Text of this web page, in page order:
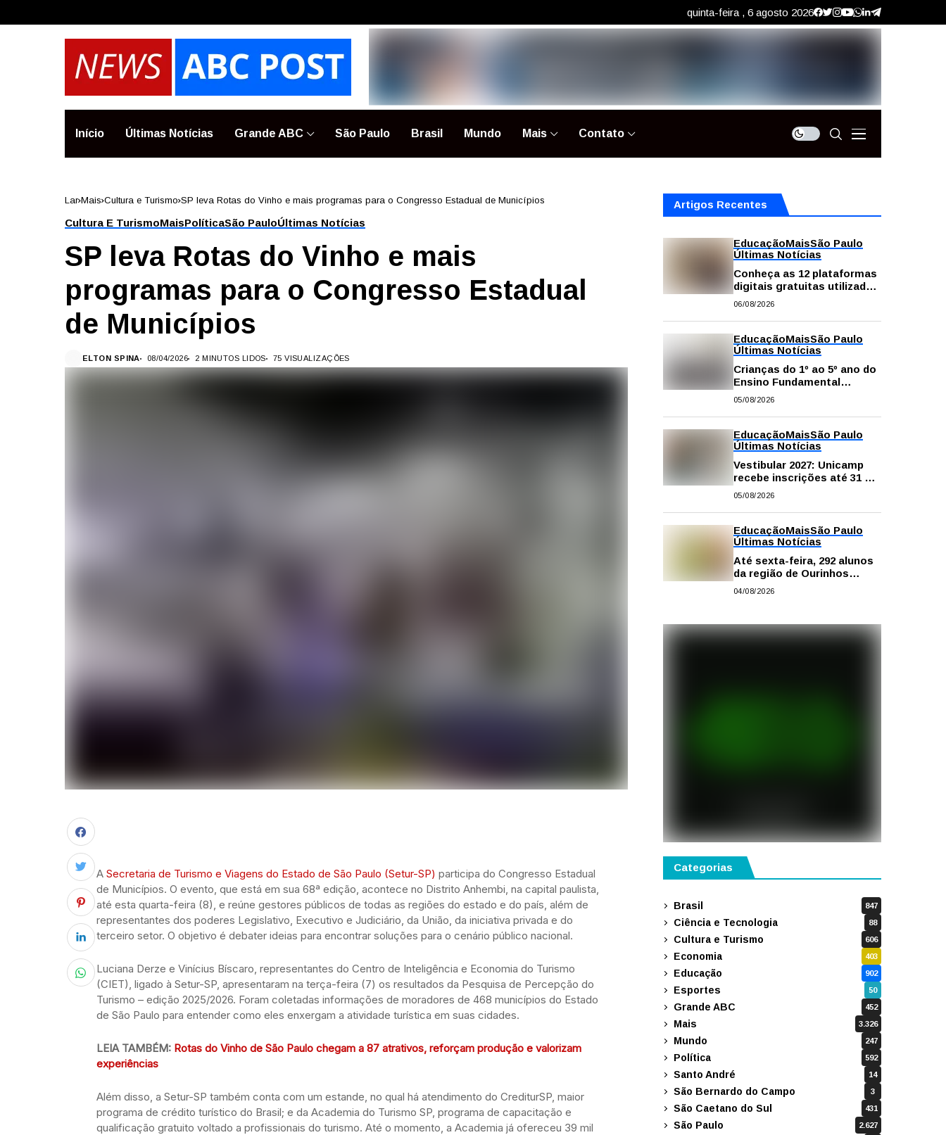
quinta-feira , 6 agosto 2026
Início Últimas Notícias Grande ABC São Paulo Brasil Mundo Mais Contato
Lar Mais Cultura e Turismo SP leva Rotas do Vinho e mais programas para o Congresso Estadual de Municípios
Cultura E TurismoMaisPolíticaSão PauloÚltimas Notícias
SP leva Rotas do Vinho e mais
programas para o Congresso Estadual
de Municípios
ELTON SPINA 08/04/2026 2 MINUTOS LIDOS 75 VISUALIZAÇÕES
A Secretaria de Turismo e Viagens do Estado de São Paulo (Setur-SP) participa do Congresso Estadual
de Municípios. O evento, que está em sua 68ª edição, acontece no Distrito Anhembi, na capital paulista,
até esta quarta-feira (8), e reúne gestores públicos de todas as regiões do estado e do país, além de
representantes dos poderes Legislativo, Executivo e Judiciário, da União, da iniciativa privada e do
terceiro setor. O objetivo é debater ideias para encontrar soluções para o cenário público nacional.
Luciana Derze e Vinícius Bíscaro, representantes do Centro de Inteligência e Economia do Turismo
(CIET), ligado à Setur-SP, apresentaram na terça-feira (7) os resultados da Pesquisa de Percepção do
Turismo – edição 2025/2026. Foram coletadas informações de moradores de 468 municípios do Estado
de São Paulo para entender como eles enxergam a atividade turística em suas cidades.
LEIA TAMBÉM: Rotas do Vinho de São Paulo chegam a 87 atrativos, reforçam produção e valorizam
experiências
Além disso, a Setur-SP também conta com um estande, no qual há atendimento do CrediturSP, maior
programa de crédito turístico do Brasil; e da Academia do Turismo SP, programa de capacitação e
qualificação gratuito voltado a profissionais do turismo. Até o momento, a Academia já ofereceu 39 mil
Artigos Recentes
EducaçãoMaisSão Paulo
Últimas Notícias
Conheça as 12 plataformas
digitais gratuitas utilizadas
na rede pública de SP para
06/08/2026
EducaçãoMaisSão Paulo
Últimas Notícias
Crianças do 1º ao 5º ano do
Ensino Fundamental
contam com plataformas
na escola e em casa
05/08/2026
EducaçãoMaisSão Paulo
Últimas Notícias
Vestibular 2027: Unicamp
recebe inscrições até 31 de
agosto
05/08/2026
EducaçãoMaisSão Paulo
Últimas Notícias
Até sexta-feira, 292 alunos
da região de Ourinhos
fazem provas para
04/08/2026
Categorias
Brasil 847
Ciência e Tecnologia 88
Cultura e Turismo 606
Economia 403
Educação 902
Esportes 50
Grande ABC 452
Mais 3.326
Mundo 247
Política 592
Santo André 14
São Bernardo do Campo 3
São Caetano do Sul 431
São Paulo 2.627